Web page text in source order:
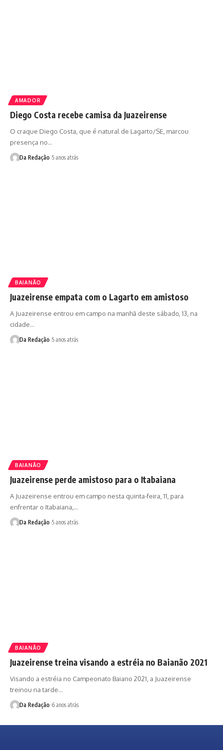
AMADOR
Diego Costa recebe camisa da Juazeirense
O craque Diego Costa, que é natural de Lagarto/SE, marcou
presença no…
Da Redação 5 anos atrás
BAIANÃO
Juazeirense empata com o Lagarto em amistoso
A Juazeirense entrou em campo na manhã deste sábado, 13, na
cidade…
Da Redação 5 anos atrás
BAIANÃO
Juazeirense perde amistoso para o Itabaiana
A Juazeirense entrou em campo nesta quinta-feira, 11, para
enfrentar o Itabaiana,…
Da Redação 5 anos atrás
BAIANÃO
Juazeirense treina visando a estréia no Baianão 2021
Visando a estréia no Campeonato Baiano 2021, a Juazeirense
treinou na tarde…
Da Redação 6 anos atrás